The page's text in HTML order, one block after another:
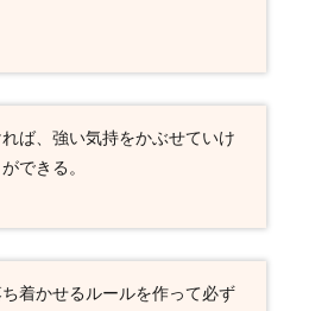
ば、強い気持をかぶせていけ
できる。
着かせるルールを作って必ず